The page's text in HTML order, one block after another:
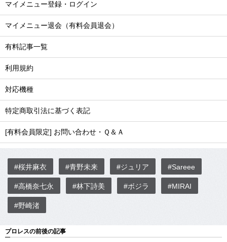
マイメニュー登録・ログイン
マイメニュー退会（有料会員退会）
有料記事一覧
利用規約
対応機種
特定商取引法に基づく表記
[有料会員限定] お問い合わせ・Ｑ＆Ａ
#桜井麻衣 #青野未来 #ジュリア #Sareee
#高橋奈七永 #林下詩美 #ボジラ #MIRAI
#野崎渚
プロレスの前後の記事